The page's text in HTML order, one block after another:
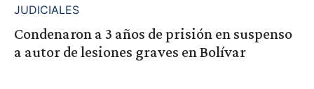
JUDICIALES
Condenaron a 3 años de prisión en suspenso
a autor de lesiones graves en Bolívar